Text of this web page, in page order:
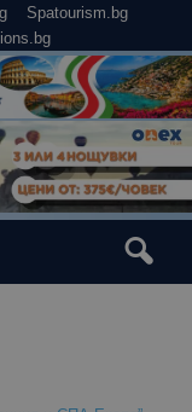
Spatourism.bg